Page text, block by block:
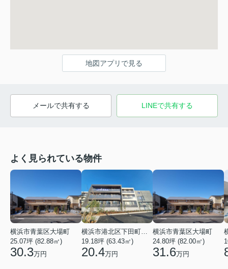
地図アプリで見る
メールで共有する LINEで共有する
よく見られている物件
横浜市青葉区大場町
25.07坪 (82.88㎡)
30.3万円
19.18坪 (63.43㎡)
20.4万円
横浜市青葉区大場町
24.80坪 (82.00㎡)
31.6万円